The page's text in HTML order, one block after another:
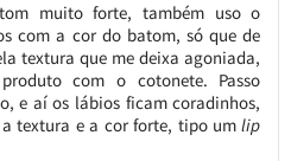
muito forte, também uso o
com a cor do batom, só que de
textura que me deixa agoniada,
com o cotonete. Passo
e aí os lábios ficam coradinhos,
textura e a cor forte, tipo umlip